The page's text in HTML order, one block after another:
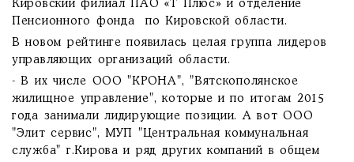
Кировский филиал ПАО «Т Плюс» и отделение
Пенсионного фонда по Кировской области.
В новом рейтинге появилась целая группа лидеров
управляющих организаций области.
- В их числе ООО "КРОНА", "Вятскополянское
жилищное управление", которые и по итогам 2015
года занимали лидирующие позиции. А вот ООО
"Элит сервис", МУП "Центральная коммунальная
служба" г.Кирова и ряд других компаний в общем